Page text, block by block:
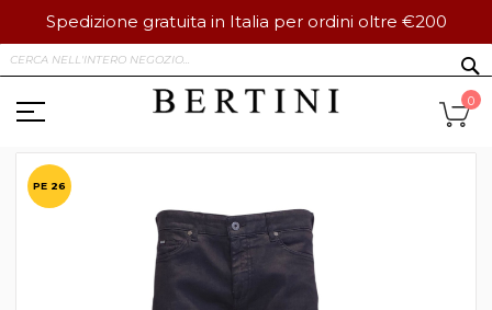
Spedizione gratuita in Italia per ordini oltre €200
al
contenuto
0
alla
fine
PE 26